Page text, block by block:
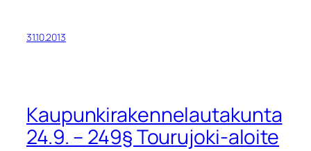
31.10.2013
Kaupunkirakennelautakunta
24.9. – 249§ Tourujoki-aloite